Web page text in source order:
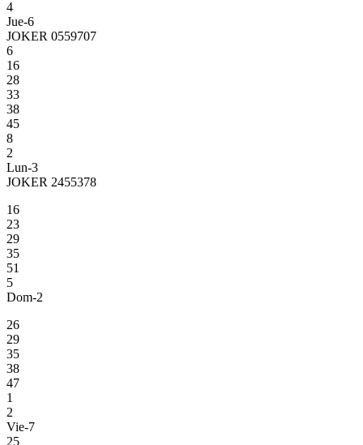
4
Jue-6
JOKER 0559707
6
16
28
33
38
45
8
2
Lun-3
JOKER 2455378
16
23
29
35
51
5
Dom-2
26
29
35
38
47
1
2
Vie-7
25